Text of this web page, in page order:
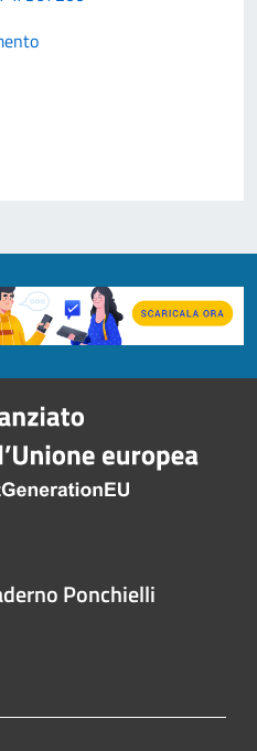
Ponchielli